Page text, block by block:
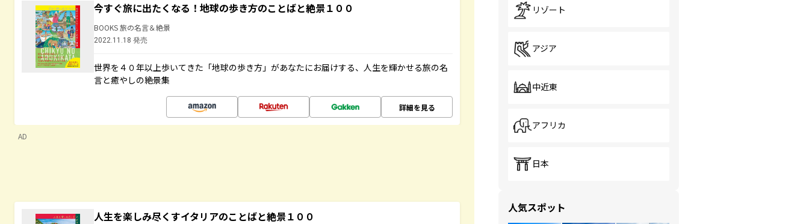
今すぐ旅に出たくなる！地球の歩き方のことばと絶景１００
BOOKS 旅の名言＆絶景
2022.11.18 発売
世界を４０年以上歩いてきた「地球の歩き方」があなたにお届けする、人生を輝かせる旅の名
言と癒やしの絶景集
詳細を見る
AD
人生を楽しみ尽くすイタリアのことばと絶景１００
リゾート
アジア
中近東
アフリカ
日本
人気スポット